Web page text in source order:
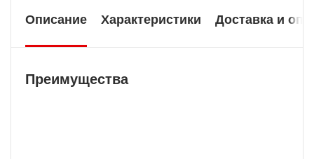
Описание Характеристики Доставка и
Преимущества